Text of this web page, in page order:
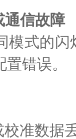
通信故障
模式的
错误。
准数据